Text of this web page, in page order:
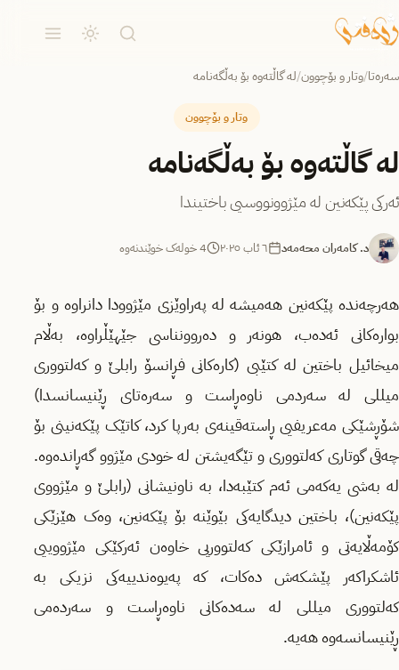
سەرەتا/وتار و بۆچوون/لە گاڵتەوە بۆ بەڵگەنامە
وتار و بۆچوون
لە گاڵتەوە بۆ بەڵگەنامە
ئەرکی پێکەنین لە مێژوونووسیی باختیندا
د. کامەران محەمەد ٦ ئاب ٢٠٢٥ 4 خولەک خوێندنەوە
هەرچەندە پێکەنین هەمیشە لە پەراوێزی مێژوودا دانراوە و بۆ
بوارەکانی ئەدەب، هونەر و دەروونناسی جێهێڵراوە، بەڵام
میخائیل باختین لە کتێبی (کاره‌کانی فڕانسۆ رابلێ و که‌لتووری
میللی له‌ سه‌ردمی ناوه‌ڕاست و سه‌ره‌تای ڕێنیسانسدا)
شۆڕشێکی مەعریفیی ڕاستەقینەی بەرپا کرد، کاتێک پێکەنینی بۆ
چەقی گوتاری کەلتووری و تێگەیشتن لە خودی مێژوو گەڕاندەوە.
لە بەشی یەکەمی ئەم کتێبەدا، بە ناونیشانی (رابلێ و مێژووی
پێکەنین)، باختین دیدگایەکی بێوێنە بۆ پێکەنین، وەک هێزێکی
کۆمەڵایەتی و ئامرازێکی کەلتووریی خاوەن ئەرکێکی مێژووییی
ئاشکراکەر پێشکەش دەکات، کە پەیوەندییەکی نزیکی بە
کەلتووری میللی لە سەدەکانی ناوەڕاست و سەردەمی
ڕێنیسانسەوە هەیە.